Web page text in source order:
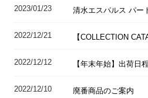
2023/01/23 清水エスパルス パー
2022/12/21 【COLLECTION
2022/12/12 【年末年始】出荷日
2022/12/10 廃番商品のご案内